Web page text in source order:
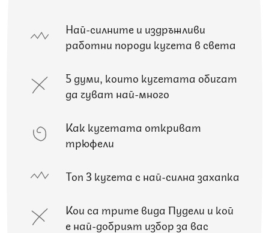
Най-силните и издръжливи
работни породи кучета в света
5 думи, които кучетата обичат
да чуват най-много
Как кучетата откриват
трюфели
Топ 3 кучета с най-силна захапка
Кои са трите вида Пудели и кой
е най-добрият избор за вас